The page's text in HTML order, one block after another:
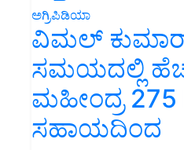
ಅಗ್ರಿಪಿಡಿಯಾ
ವಿಮಲ್
ಸಮಯದಲ್ಲಿ
ಮಹೀಂದ್ರ 275
ಸಹಾಯದಿಂದ